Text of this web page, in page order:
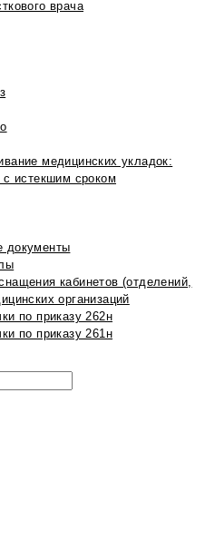
врача
медицинских укладок:
с истекшим сроком
документы
кабинетов (отделений,
организаций
по приказу 262н
по приказу 261н